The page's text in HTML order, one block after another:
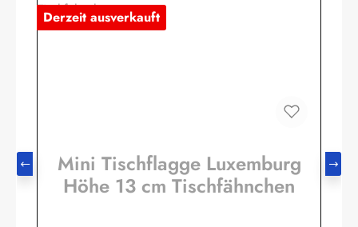
Derzeit ausverkauft
Mini Tischflagge Luxemburg
Höhe 13 cm Tischfähnchen